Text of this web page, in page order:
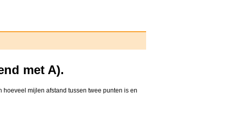
met A).
mijlen afstand tussen twee punten is en